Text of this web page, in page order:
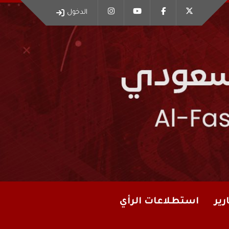
الدخول
استطلاعات الرأي